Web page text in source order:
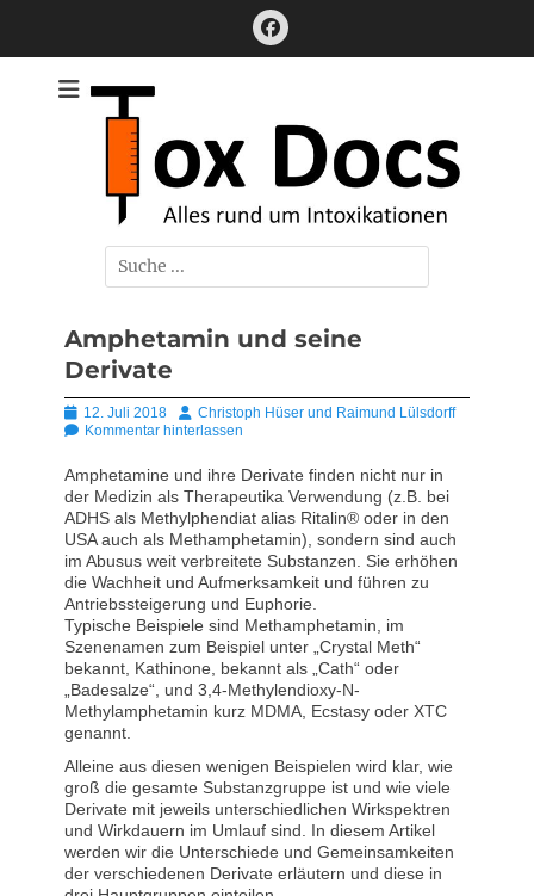
Facebook
Alles rund um Intoxikationen
Suchen
nach:
Amphetamin und seine
Derivate
Posted
on
12. Juli 2018 AutorChristoph Hüser und Raimund Lülsdorff
Kommentar hinterlassen
Amphetamine und ihre Derivate finden nicht nur in
der Medizin als Therapeutika Verwendung (z.B. bei
ADHS als Methylphendiat alias Ritalin® oder in den
USA auch als Methamphetamin), sondern sind auch
im Abusus weit verbreitete Substanzen. Sie erhöhen
die Wachheit und Aufmerksamkeit und führen zu
Antriebssteigerung und Euphorie.
Typische Beispiele sind Methamphetamin, im
Szenenamen zum Beispiel unter „Crystal Meth“
bekannt, Kathinone, bekannt als „Cath“ oder
„Badesalze“, und 3,4-Methylendioxy-N-
Methylamphetamin kurz MDMA, Ecstasy oder XTC
genannt.
Alleine aus diesen wenigen Beispielen wird klar, wie
groß die gesamte Substanzgruppe ist und wie viele
Derivate mit jeweils unterschiedlichen Wirkspektren
und Wirkdauern im Umlauf sind. In diesem Artikel
werden wir die Unterschiede und Gemeinsamkeiten
der verschiedenen Derivate erläutern und diese in